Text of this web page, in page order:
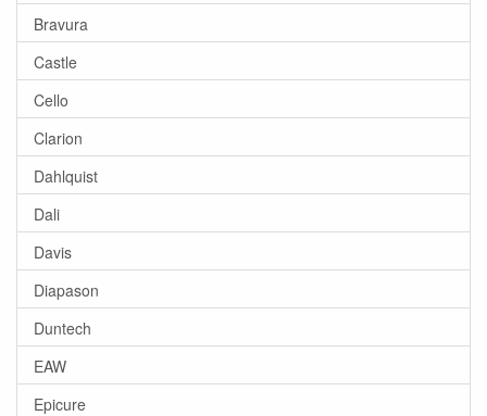
Bravura
Castle
Cello
Clarion
Dahlquist
Dali
Davis
Diapason
Duntech
EAW
Epicure